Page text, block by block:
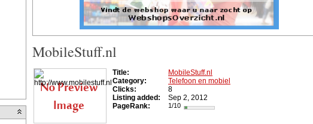
MobileStuff.nl
Title:
MobileStuff.nl
Category:
Telefoon en mobiel
Clicks:
8
Listing added:
Sep 2, 2012
PageRank:
1/10